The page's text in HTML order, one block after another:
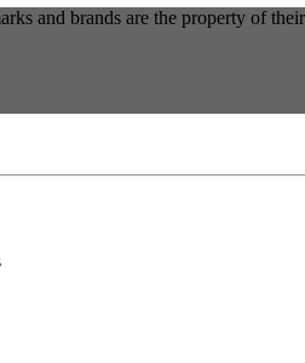
and brands are the property of